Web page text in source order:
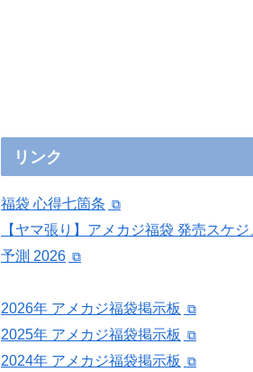
リンク
福袋 心得七箇条
【ヤマ張り】アメカジ福袋 発売スケ
予測 2026
2026年 アメカジ福袋掲示板
2025年 アメカジ福袋掲示板
2024年 アメカジ福袋掲示板